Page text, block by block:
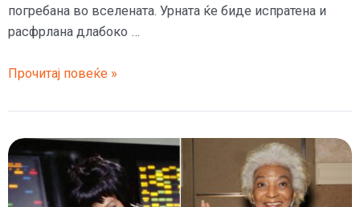
погребана во вселената. Урната ќе биде испратена и
расфрлана длабоко …
Глумицата
„Ѕвездени
патеки“,
Нишел
Николс
ќе
Прочитај повеќе »